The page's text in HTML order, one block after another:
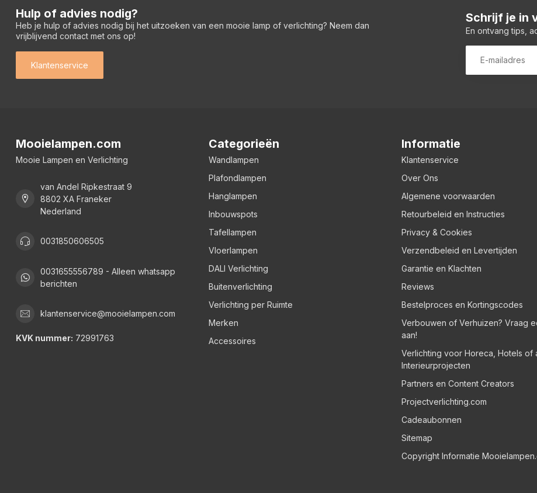
Hulp of advies nodig?
Heb je hulp of advies nodig bij het uitzoeken van een mooie lamp of verlichting? Neem dan
vrijblijvend contact met ons op!
Klantenservice
Schrijf je in
En ontvang tips,
Mooielampen.com
Mooie Lampen en Verlichting
van Andel Ripkestraat 9
8802 XA Franeker
Nederland
0031850606505
0031655556789 - Alleen whatsapp
berichten
klantenservice@mooielampen.com
KVK nummer: 72991763
Categorieën
Wandlampen
Plafondlampen
Hanglampen
Inbouwspots
Tafellampen
Vloerlampen
DALI Verlichting
Buitenverlichting
Verlichting per Ruimte
Merken
Accessoires
Informatie
Klantenservice
Over Ons
Algemene voorwaarden
Retourbeleid en Instructies
Privacy & Cookies
Verzendbeleid en Levertijden
Garantie en Klachten
Reviews
Bestelproces en Kortingscodes
Verbouwen of Verhuizen? Vraag
aan!
Verlichting voor Horeca, Hotels of
Interieurprojecten
Partners en Content Creators
Projectverlichting.com
Cadeaubonnen
Sitemap
Copyright Informatie